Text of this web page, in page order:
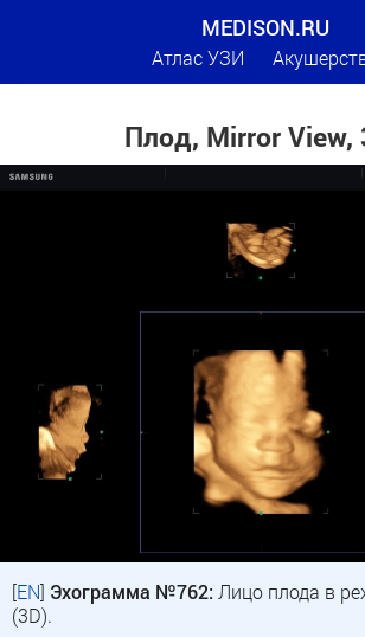
MEDISON.RU
Атлас УЗИ
Плод, Mirror View,
[EN] Эхограмма №762: Лицо плода в
(3D).